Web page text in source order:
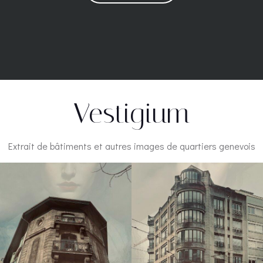
Vestigium
Extrait de bâtiments et autres images de quartiers genevois